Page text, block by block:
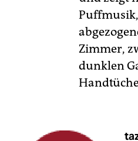
Zimmer,
dunklen